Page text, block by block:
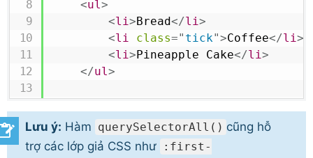
<ul>
<li>Bread</li>
<li class=" tick">Coffee</li>
<li>Pineapple Cake</li>
</ul>
// Selecting all li elements
let matches = document
Lưu ý: Hàm querySelectorAll() cũng hỗ
trợ các lớp giả CSS như
:first-